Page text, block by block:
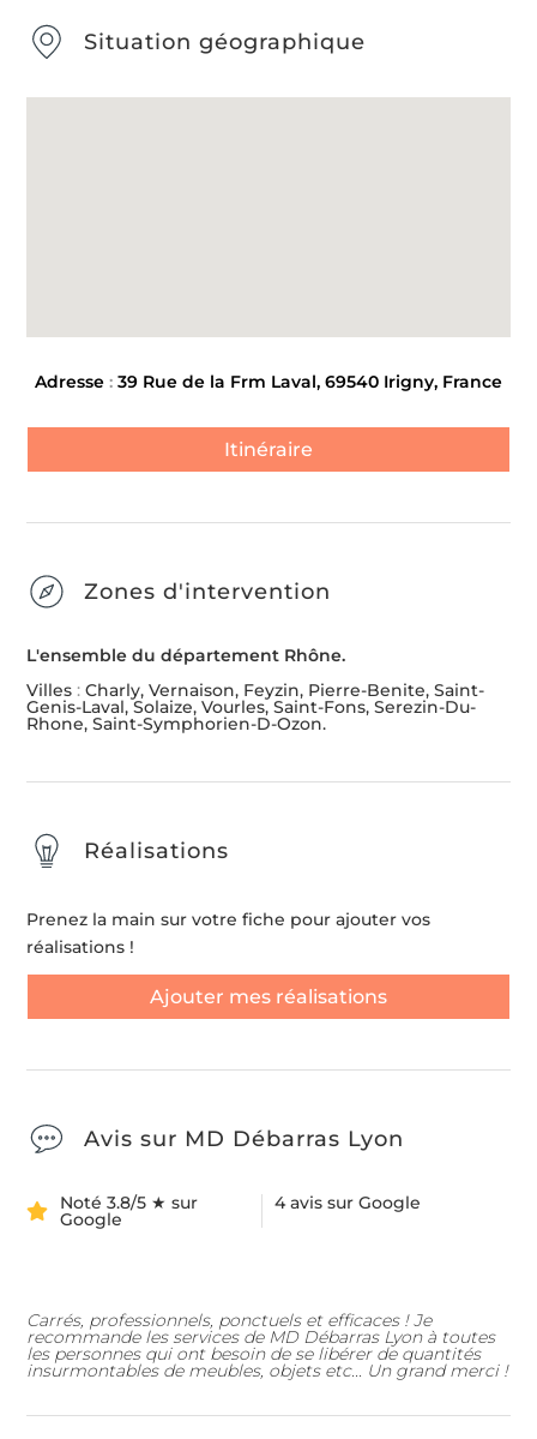
Situation géographique
Adresse : 39 Rue de la Frm Laval, 69540 Irigny, France
Itinéraire
Zones d'intervention
L'ensemble du département Rhône.
Villes :Charly, Vernaison, Feyzin, Pierre-Benite, Saint-
Genis-Laval, Solaize, Vourles, Saint-Fons, Serezin-Du-
Rhone, Saint-Symphorien-D-Ozon.
Réalisations
Prenez la main sur votre fiche pour ajouter vos
réalisations !
Ajouter mes réalisations
Avis sur MD Débarras Lyon
Noté 3.8/5 ★ sur
Google
4 avis sur Google
Carrés, professionnels, ponctuels et efficaces ! Je
recommande les services de MD Débarras Lyon à toutes
les personnes qui ont besoin de se libérer de quantités
insurmontables de meubles, objets etc... Un grand merci !